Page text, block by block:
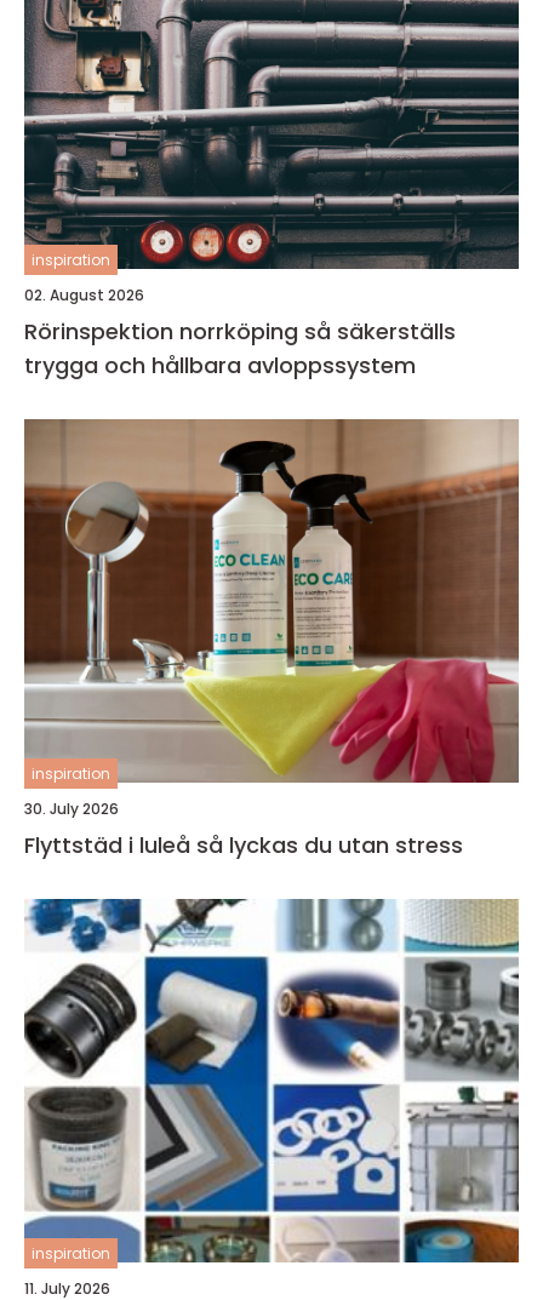
inspiration
02. August 2026
Rörinspektion norrköping så säkerställs
trygga och hållbara avloppssystem
inspiration
30. July 2026
Flyttstäd i luleå så lyckas du utan stress
inspiration
11. July 2026